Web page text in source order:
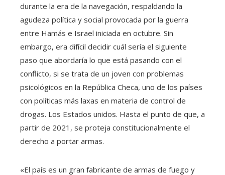
durante la era de la navegación, respaldando la
agudeza política y social provocada por la guerra
entre Hamás e Israel iniciada en octubre. Sin
embargo, era difícil decidir cuál sería el siguiente
paso que abordaría lo que está pasando con el
conflicto, si se trata de un joven con problemas
psicológicos en la República Checa, uno de los países
con políticas más laxas en materia de control de
drogas. Los Estados unidos. Hasta el punto de que, a
partir de 2021, se proteja constitucionalmente el
derecho a portar armas.
«El país es un gran fabricante de armas de fuego y